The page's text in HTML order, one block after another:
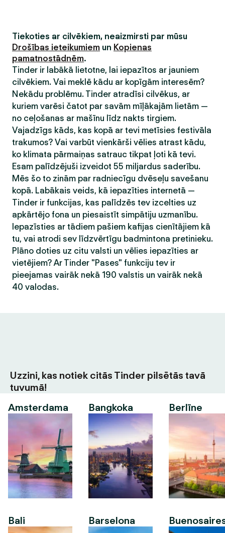
Tiekoties ar cilvēkiem, neaizmirsti par mūsu
Drošības ieteikumiem un Kopienas
pamatnostādnēm.
Tinder ir labākā lietotne, lai iepazītos ar jauniem
cilvēkiem. Vai meklē kādu ar kopīgām interesēm?
Nekādu problēmu. Tinder atradīsi cilvēkus, ar
kuriem varēsi čatot par savām mīļākajām lietām —
no ceļošanas ar mašīnu līdz nakts tirgiem.
Vajadzīgs kāds, kas kopā ar tevi metīsies festivāla
trakumos? Vai varbūt vienkārši vēlies atrast kādu,
ko klimata pārmaiņas satrauc tikpat ļoti kā tevi.
Esam palīdzējuši izveidot 55 miljardus saderību.
Mēs šo to zinām par radniecīgu dvēseļu savešanu
kopā. Labākais veids, kā iepazīties internetā —
Tinder ir funkcijas, kas palīdzēs tev izcelties uz
apkārtējo fona un piesaistīt simpātiju uzmanību.
Iepazīsties ar tādiem pašiem kafijas cienītājiem kā
tu, vai atrodi sev līdzvērtīgu badmintona pretinieku.
Plāno doties uz citu valsti un vēlies iepazīties ar
vietējiem? Ar Tinder "Pases" funkciju tev ir
pieejamas vairāk nekā 190 valstis un vairāk nekā
40 valodas.
Uzzini, kas notiek citās Tinder pilsētās tavā
tuvumā!
Amsterdama
Bali
Bangkoka
Barselona
Berlīne